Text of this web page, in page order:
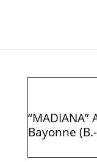
“MADIANA”
Bayonne